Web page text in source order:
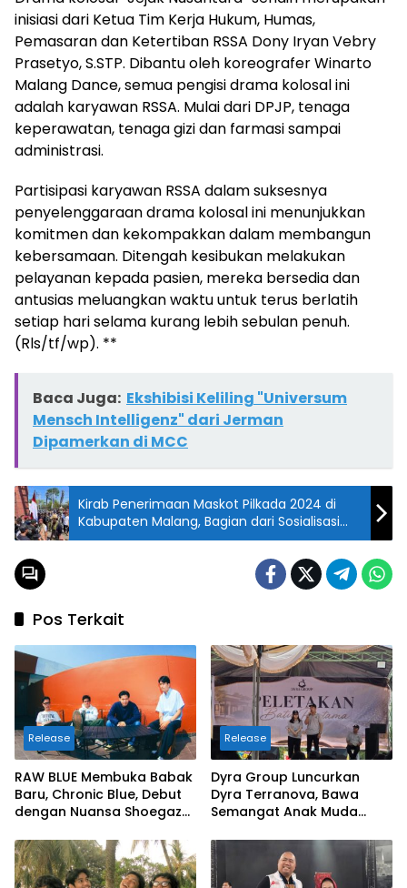
inisiasi dari Ketua Tim Kerja Hukum, Humas,
Pemasaran dan Ketertiban RSSA Dony Iryan Vebry
Prasetyo, S.STP. Dibantu oleh koreografer Winarto
Malang Dance, semua pengisi drama kolosal ini
adalah karyawan RSSA. Mulai dari DPJP, tenaga
keperawatan, tenaga gizi dan farmasi sampai
administrasi.
Partisipasi karyawan RSSA dalam suksesnya
penyelenggaraan drama kolosal ini menunjukkan
komitmen dan kekompakkan dalam membangun
kebersamaan. Ditengah kesibukan melakukan
pelayanan kepada pasien, mereka bersedia dan
antusias meluangkan waktu untuk terus berlatih
setiap hari selama kurang lebih sebulan penuh.
(Rls/tf/wp). **
Baca Juga: Ekshibisi Keliling "Universum
Mensch Intelligenz" dari Jerman
Dipamerkan di MCC
Kirab Penerimaan Maskot Pilkada 2024 di
Kabupaten Malang, Bagian dari Sosialisasi
Tingkatkan Partisipasi Masyarakat
Pos Terkait
Release
RAW BLUE Membuka Babak
Baru, Chronic Blue, Debut
dengan Nuansa Shoegaze
Release
Dyra Group Luncurkan
Dyra Terranova, Bawa
Semangat Anak Muda
Properti Batam